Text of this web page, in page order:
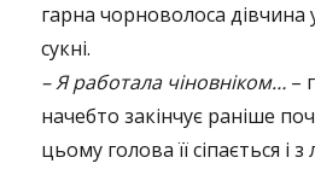
гарна чорноволоса дівчина
сукні.
– Я работала чіновніком… –
начебто закінчує раніше
цьому голова її сіпається і